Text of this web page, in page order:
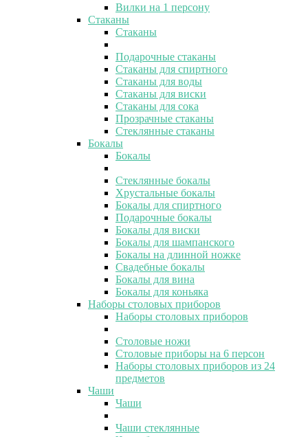
Вилки на 1 персону
Стаканы
Стаканы
Подарочные стаканы
Стаканы для спиртного
Стаканы для воды
Стаканы для виски
Стаканы для сока
Прозрачные стаканы
Стеклянные стаканы
Бокалы
Бокалы
Стеклянные бокалы
Хрустальные бокалы
Бокалы для спиртного
Подарочные бокалы
Бокалы для виски
Бокалы для шампанского
Бокалы на длинной ножке
Свадебные бокалы
Бокалы для вина
Бокалы для коньяка
Наборы столовых приборов
Наборы столовых приборов
Столовые ножи
Столовые приборы на 6 персон
Наборы столовых приборов из 24
предметов
Чаши
Чаши
Чаши стеклянные